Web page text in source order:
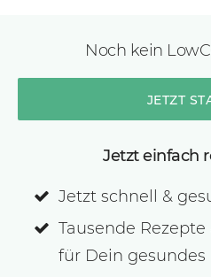
Noch kein
JETZT
Jetzt einfach
Jetzt schnell &
Tausende
für Dein gesundes